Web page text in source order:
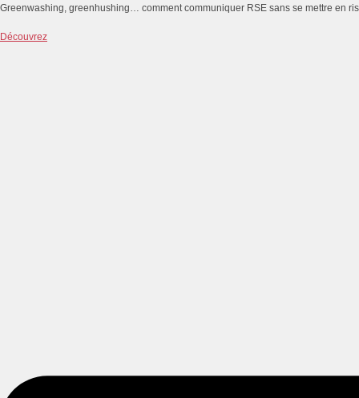
Greenwashing, greenhushing… comment communiquer RSE sans se mettre en
Découvrez